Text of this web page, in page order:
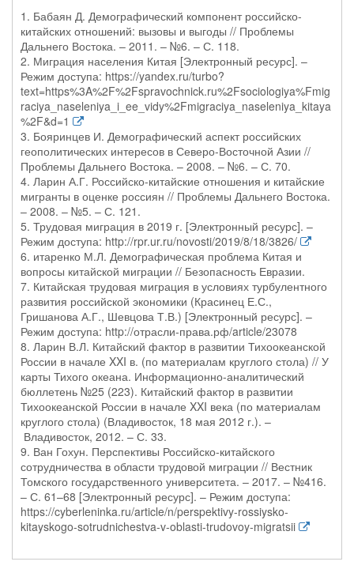
1. Бабаян Д. Демографический компонент российско-
китайских отношений: вызовы и выгоды // Проблемы
Дальнего Востока. – 2011. – №6. – С. 118.
2. Миграция населения Китая [Электронный ресурс]. –
Режим доступа: https://yandex.ru/turbo?
text=https%3A%2F%2Fspravochnick.ru%2Fsociologiya%Fmig
raciya_naseleniya_i_ee_vidy%2Fmigraciya_naseleniya_kitaya
%2F&d=1
3. Бояринцев И. Демографический аспект российских
геополитических интересов в Северо-Восточной Азии //
Проблемы Дальнего Востока. – 2008. – №6. – С. 70.
4. Ларин А.Г. Российско-китайские отношения и китайские
мигранты в оценке россиян // Проблемы Дальнего Востока.
– 2008. – №5. – С. 121.
5. Трудовая миграция в 2019 г. [Электронный ресурс]. –
Режим доступа: http://rpr.ur.ru/novosti/2019/8/18/3826/
6. итаренко М.Л. Демографическая проблема Китая и
вопросы китайской миграции // Безопасность Евразии.
7. Китайская трудовая миграция в условиях турбулентного
развития российской экономики (Красинец Е.С.,
Гришанова А.Г., Шевцова Т.В.) [Электронный ресурс]. –
Режим доступа: http://отрасли-права.рф/article/23078
8. Ларин В.Л. Китайский фактор в развитии Тихоокеанской
России в начале XXI в. (по материалам круглого стола) // У
карты Тихого океана. Информационно-аналитический
бюллетень №25 (223). Китайский фактор в развитии
Тихоокеанской России в начале XXI века (по материалам
круглого стола) (Владивосток, 18 мая 2012 г.). –
Владивосток, 2012. – С. 33.
9. Ван Гохун. Перспективы Российско-китайского
сотрудничества в области трудовой миграции // Вестник
Томского государственного университета. – 2017. – №416.
– С. 61–68 [Электронный ресурс]. – Режим доступа:
https://cyberleninka.ru/article/n/perspektivy-rossiysko-
kitayskogo-sotrudnichestva-v-oblasti-trudovoy-migratsii